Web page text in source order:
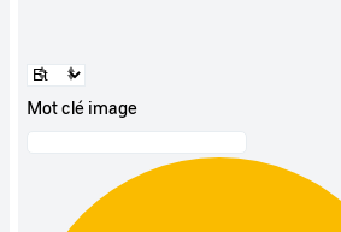
Mot clé image